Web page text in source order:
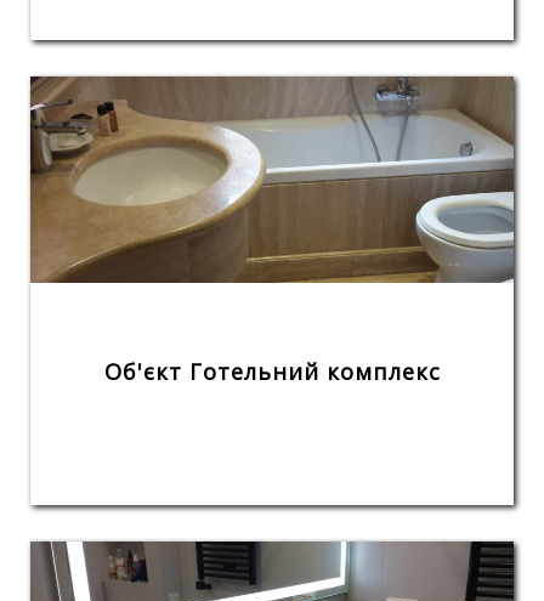
Об'єкт Готельний комплекс